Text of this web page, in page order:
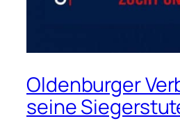
Oldenburger
seine